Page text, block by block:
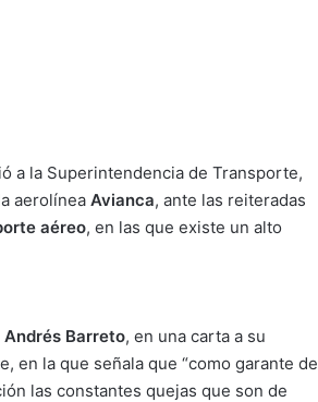
a la Superintendencia de Transporte,
aerolínea Avianca, ante las reiteradas
aéreo, en las que existe un alto
Andrés Barreto, en una carta a su
en la que señala que “como garante de
las constantes quejas que son de